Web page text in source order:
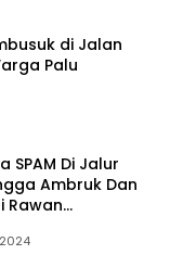
di Jalan
Palu
SPAM Di Jalur
Ambruk Dan
Rawan